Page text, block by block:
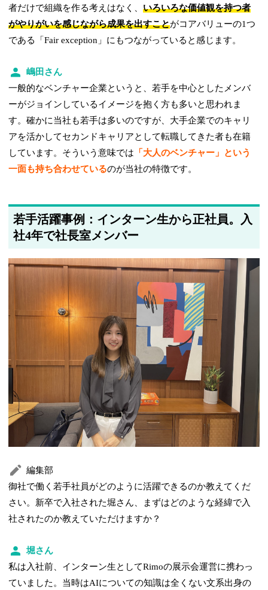
者だけで組織を作る考えはなく、いろいろな価値観を持つ者
がやりがいを感じながら成果を出すことがコアバリューの1つ
である「Fair exception」にもつながっていると感じます。
嶋田さん
一般的なベンチャー企業というと、若手を中心としたメンバ
ーがジョインしているイメージを抱く方も多いと思われま
す。確かに当社も若手は多いのですが、大手企業でのキャリ
アを活かしてセカンドキャリアとして転職してきた者も在籍
しています。そういう意味では 「大人のベンチャー」という
一面も持ち合わせているのが当社の特徴です。
若手活躍事例：インターン生から正社員。入
社4年で社長室メンバー
編集部
御社で働く若手社員がどのように活躍できるのか教えてくだ
さい。新卒で入社された堀さん、まずはどのような経緯で入
社されたのか教えていただけますか？
堀さん
私は入社前、インターン生としてRimoの展示会運営に携わっ
ていました。当時はAIについての知識は全くない文系出身の